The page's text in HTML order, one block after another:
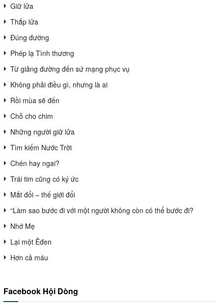
Giữ lửa
Thắp lửa
Đúng đường
Phép lạ Tình thương
Từ giảng đường đến sứ mạng phục vụ
Không phải điều gì, nhưng là ai
Rồi mùa sẽ đến
Chỗ cho chim
Những người giữ lửa
Tìm kiếm Nước Trời
Chén hay ngai?
Trái tim cũng có ký ức
Mắt đổi – thế giới đổi
“Làm sao bước đi với một người không còn có thể bước đi?
Nhớ Mẹ
Lại một Êđen
Hơn cả máu
Facebook Hội Dòng